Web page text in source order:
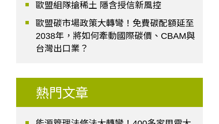
歐盟組隊搶稀土 隱含授信新風控
歐盟碳市場政策大轉彎！免費碳配額延至
2038年，將如何牽動國際碳價、CBAM與
台灣出口業？
熱門文章